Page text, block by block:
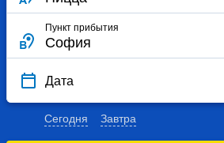
Пункт прибытия
Дата
Сегодня Завтра